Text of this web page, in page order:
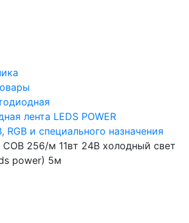
лента LEDS POWER
RGB и специального назначения
COB 256/м 11вт 24В холодный свет
power) 5м